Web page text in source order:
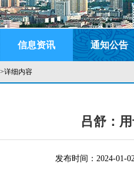
信息资讯 通知公告
>详细内容
吕舒：
发布时间：2024-01-